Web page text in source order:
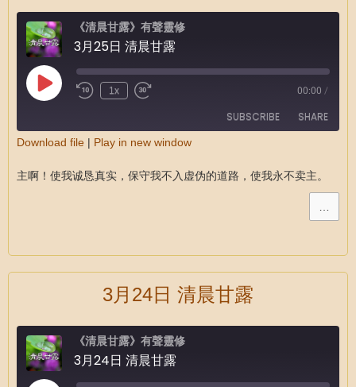
《清晨甘露》有聲靈修
3月25日 清晨甘露
1x 00:00 /
SUBSCRIBE SHARE
RSS FEED
Download file | Play in new window
主啊！使我诚恳真实，保守我不入虚伪的道路，使我永不卖主。
…
3月24日 清晨甘露
《清晨甘露》有聲靈修
3月24日 清晨甘露